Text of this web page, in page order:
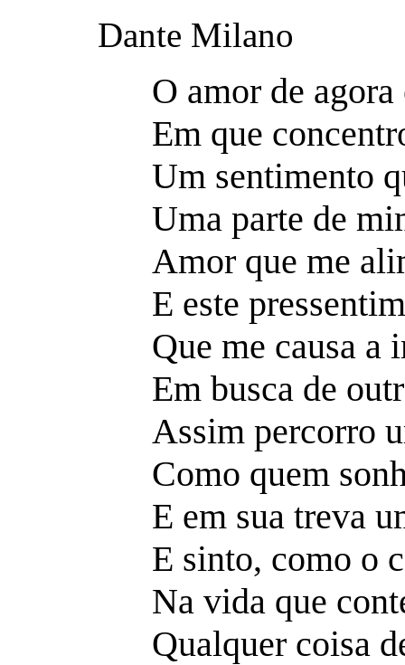
Dante Milano
O amor de
Em que
Um sentimento
Uma parte de
Amor que me
E este
Que me causa a
Em busca de
Assim percorro
Como quem
E em sua treva
E sinto, como o
Na vida que
Qualquer coisa